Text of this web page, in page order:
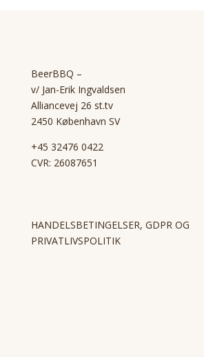
BeerBBQ –
v/ Jan-Erik Ingvaldsen
Alliancevej 26 st.tv
2450 København SV
+45 32476 0422
CVR: 26087651
HANDELSBETINGELSER, GDPR OG
PRIVATLIVSPOLITIK